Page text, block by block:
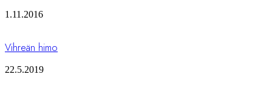
1.11.2016
Vihreän himo
22.5.2019